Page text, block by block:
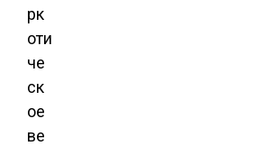
рк
оти
че
ск
ое
ве